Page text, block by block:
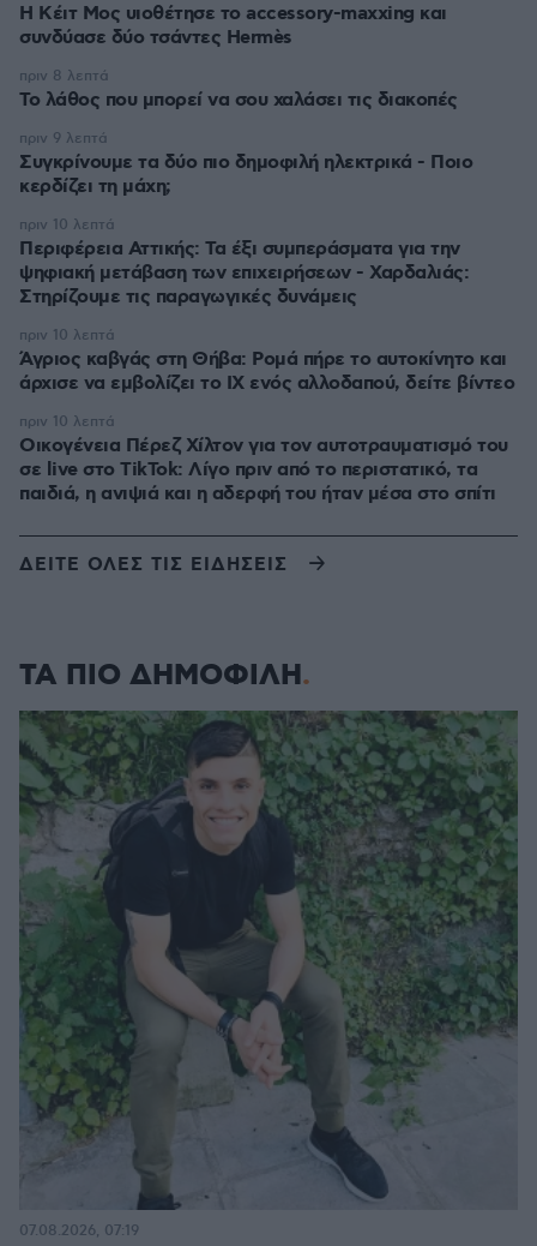
Η Κέιτ Μος υιοθέτησε τo accessory-maxxing και
συνδύασε δύο τσάντες Hermès
Το λάθος που μπορεί να σου χαλάσει τις διακοπές
πριν 8 λεπτά
Συγκρίνουμε τα δύο πιο δημοφιλή ηλεκτρικά - Ποιο
κερδίζει τη μάχη;
πριν 9 λεπτά
Περιφέρεια Αττικής: Τα έξι συμπεράσματα για την
ψηφιακή μετάβαση των επιχειρήσεων - Χαρδαλιάς:
Στηρίζουμε τις παραγωγικές δυνάμεις
πριν 10 λεπτά
Άγριος καβγάς στη Θήβα: Ρομά πήρε το αυτοκίνητο και
άρχισε να εμβολίζει το ΙΧ ενός αλλοδαπού, δείτε βίντεο
πριν 10 λεπτά
Οικογένεια Πέρεζ Χίλτον για τον αυτοτραυματισμό του
σε live στο TikTok: Λίγο πριν από το περιστατικό, τα
παιδιά, η ανιψιά και η αδερφή του ήταν μέσα στο σπίτι
πριν 10 λεπτά
ΔΕΙΤΕ ΟΛΕΣ ΤΙΣ ΕΙΔΗΣΕΙΣ
ΤΑ ΠΙΟ ΔΗΜΟΦΙΛΗ
07.08.2026, 07:19